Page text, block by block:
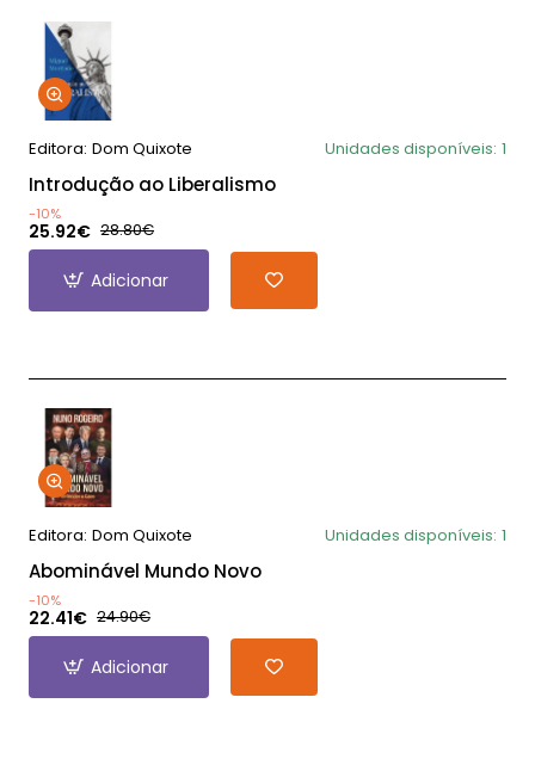
Editora: Dom Quixote Unidades disponíveis: 1
Introdução ao Liberalismo
-10%
25.92€ 28.80€
Adicionar
Editora: Dom Quixote Unidades disponíveis: 1
Abominável Mundo Novo
-10%
22.41€ 24.90€
Adicionar